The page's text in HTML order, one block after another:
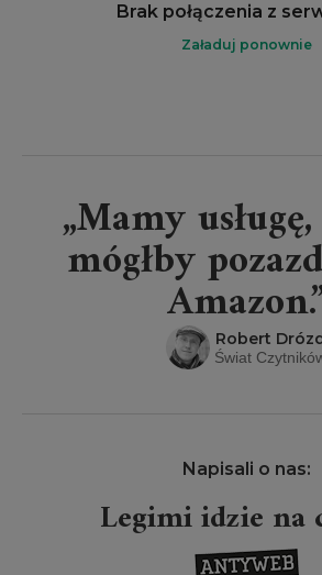
Brak połączenia z
Załaduj ponownie
„Mamy
mógłby
Robert
Świat
Napisali o nas:
Legimi idzie na